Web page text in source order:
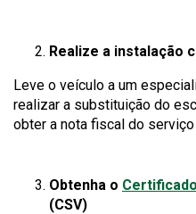
a
Realize a instalação
Leve o veículo a um
realizar a substituição do
obter a nota fiscal do
Obtenha o
(CSV)